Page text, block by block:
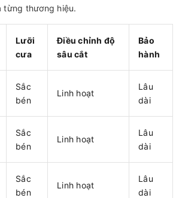
từng thương hiệu.
Lưỡi
cưa
Điều chỉnh độ
sâu cắt
Bảo
hành
Sắc
bén
Linh hoạt
Lâu
dài
Sắc
bén
Linh hoạt
Lâu
dài
Sắc
bén
Linh hoạt
Lâu
dài